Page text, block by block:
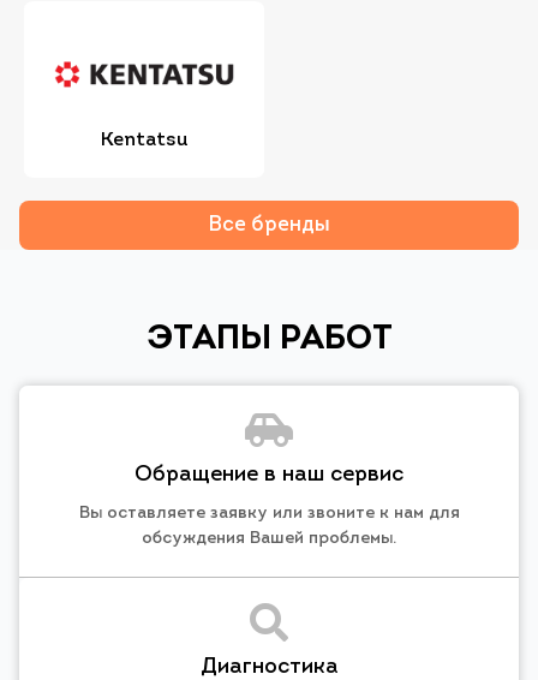
Kentatsu
Все бренды
ЭТАПЫ РАБОТ
Обращение в наш сервис
Вы оставляете заявку или звоните к нам для
обсуждения Вашей проблемы.
Диагностика